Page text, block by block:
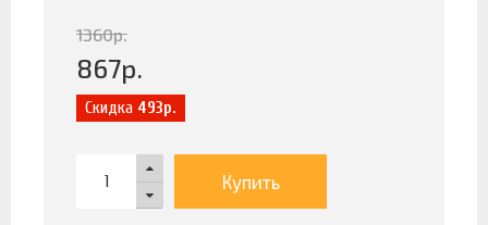
1360р.
867р.
Скидка 493р.
Купить